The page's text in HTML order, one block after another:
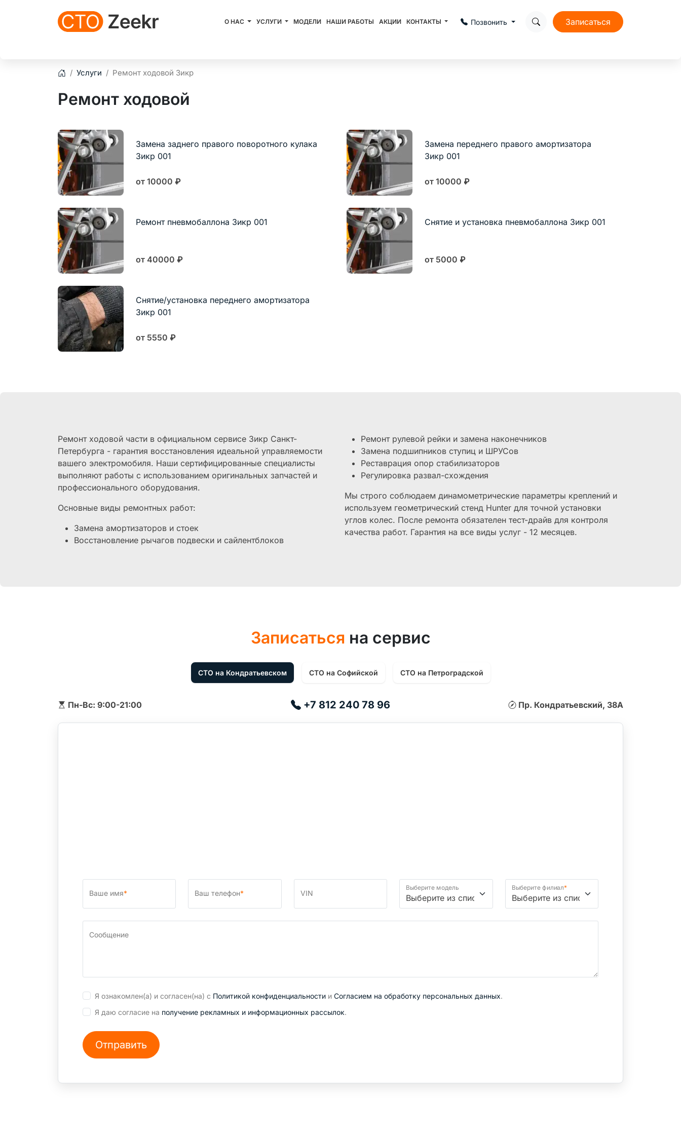
О НАС УСЛУГИ МОДЕЛИ НАШИ РАБОТЫ АКЦИИ КОНТАКТЫ Позвонить Записаться
ГлавнаяУслуги Ремонт ходовой Зикр
Ремонт ходовой
Замена заднего правого поворотного кулака
Зикр 001
от 10000 ₽
Замена переднего правого амортизатора
Зикр 001
от 10000 ₽
Ремонт пневмобаллона Зикр 001
от 40000 ₽
Снятие и установка пневмобаллона Зикр 001
от 5000 ₽
Снятие/установка переднего амортизатора
Зикр 001
от 5550 ₽
Ремонт ходовой части в официальном сервисе Зикр Санкт-
Петербурга - гарантия восстановления идеальной управляемости
вашего электромобиля. Наши сертифицированные специалисты
выполняют работы с использованием оригинальных запчастей и
профессионального оборудования.
Основные виды ремонтных работ:
Замена амортизаторов и стоек
Восстановление рычагов подвески и сайлентблоков
Ремонт рулевой рейки и замена наконечников
Замена подшипников ступиц и ШРУСов
Реставрация опор стабилизаторов
Регулировка развал-схождения
Мы строго соблюдаем динамометрические параметры креплений и
используем геометрический стенд Hunter для точной установки
углов колес. После ремонта обязателен тест-драйв для контроля
качества работ. Гарантия на все виды услуг - 12 месяцев.
Записаться на сервис
СТО на Кондратьевском СТО на Софийской СТО на Петроградской
Пн-Вс: 9:00-21:00 +7 812 240 78 96 Пр. Кондратьевский, 38А
Ваше имя* Ваш телефон* VIN
Выберите модель Выберите филиал*
Сообщение
Я ознакомлен(а) и согласен(на) с Политикой конфиденциальности и Согласием на обработку персональных данных.
Я даю согласие на получение рекламных и информационных рассылок.